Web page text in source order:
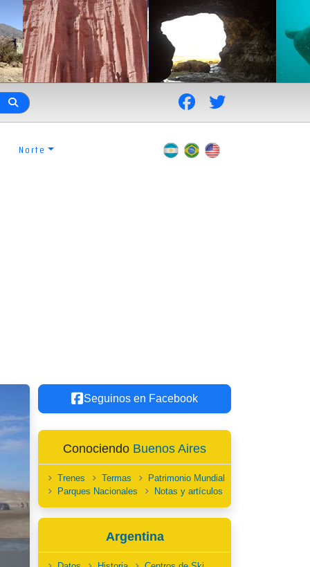
Norte
Seguinos en Facebook
Conociendo Buenos Aires
Trenes Termas
Patrimonio Mundial
Parques Nacionales
Notas y artículos
Argentina